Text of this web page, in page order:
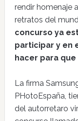
rendir homenaje
retratos del
concurso ya
participar y en
hacer para
La firma
PHotoEspaña,
del autorretaro